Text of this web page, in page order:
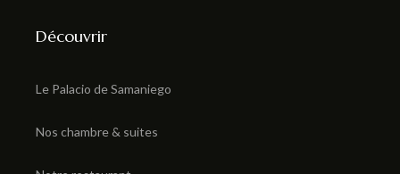
Découvrir
Le Palacio de Samaniego
Nos chambre & suites